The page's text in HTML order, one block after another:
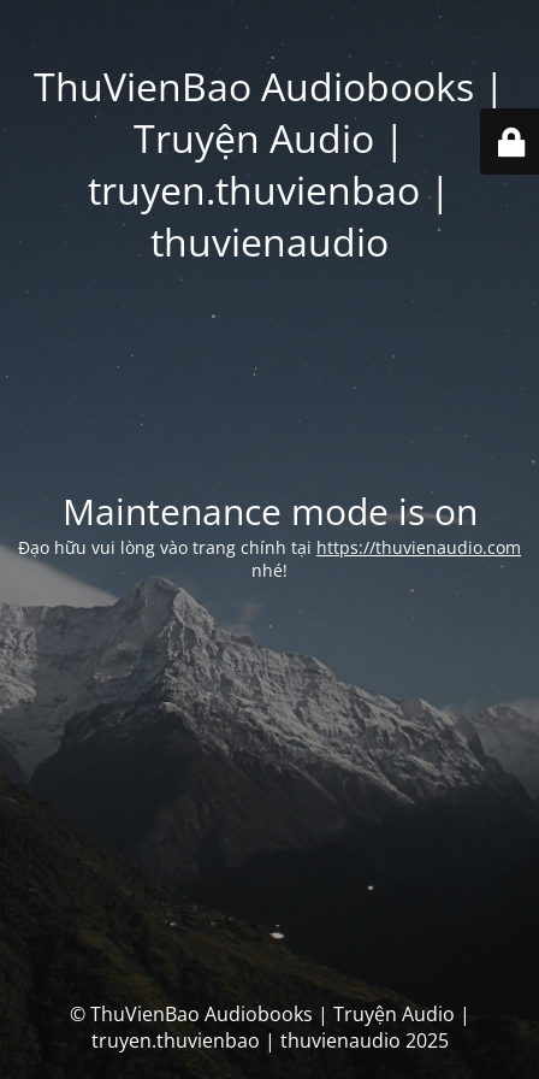
ThuVienBao Audiobooks |
Truyện Audio |
truyen.thuvienbao |
thuvienaudio
Maintenance mode is on
Đạo hữu vui lòng vào trang chính tại https://thuvienaudio.com
nhé!
© ThuVienBao Audiobooks | Truyện Audio |
truyen.thuvienbao | thuvienaudio 2025